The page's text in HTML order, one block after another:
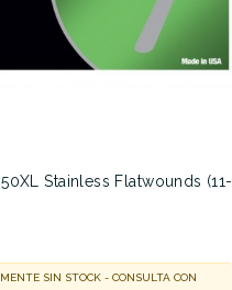
Stainless Flatwounds (11-
SIN STOCK - CONSULTA CON